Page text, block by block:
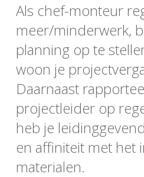
Als chef-monteur
meer/minderwerk,
planning op te
woon je
Daarnaast
projectleider op
heb je
en affiniteit met het
materialen.